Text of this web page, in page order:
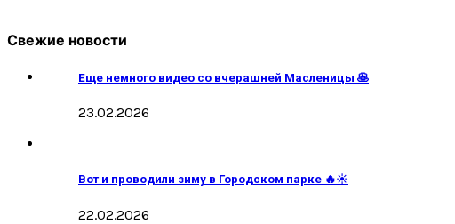
Свежие новости
Еще немного видео со вчерашней Масленицы 🥞
23.02.2026
Вот и проводили зиму в Городском парке 🔥☀️
22.02.2026